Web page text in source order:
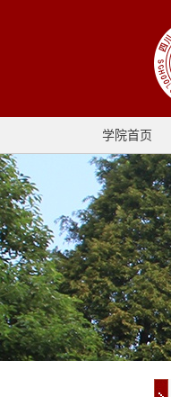
学院首页